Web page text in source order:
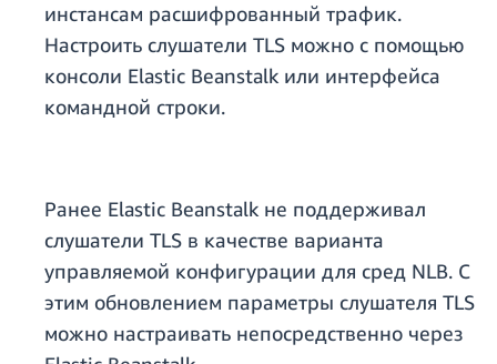
инстансам расшифрованный трафик.
Настроить слушатели TLS можно с помощью
консоли Elastic Beanstalk или интерфейса
командной строки.
Ранее Elastic Beanstalk не поддерживал
слушатели TLS в качестве варианта
управляемой конфигурации для сред NLB. С
этим обновлением параметры слушателя TLS
можно настраивать непосредственно через